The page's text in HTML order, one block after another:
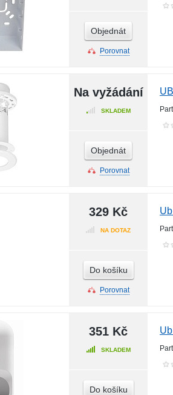
Objednát
Porovnat
Na vyžádání
SKLADEM
Objednát
Porovnat
329 Kč
NA DOTAZ
Do košíku
Porovnat
351 Kč
SKLADEM
Do košíku